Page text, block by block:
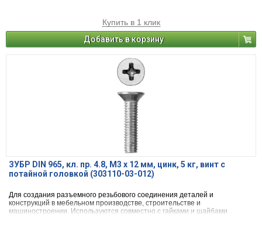
Купить в 1 клик
Добавить в корзину
ЗУБР DIN 965, кл. пр. 4.8, M3 х 12 мм, цинк, 5 кг, винт с
потайной головкой (303110-03-012)
Для создания разъемного резьбового соединения деталей и
конструкций в мебельном производстве, строительстве и
машиностроении. Используются совместно с гайками и шайбами